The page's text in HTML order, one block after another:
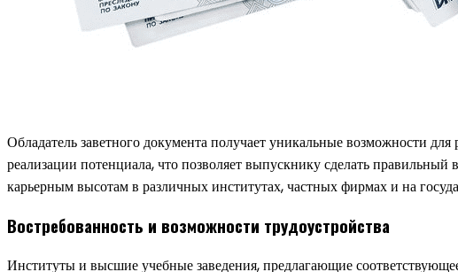
Обладатель заветного документа получает уникальные возможности
реализации потенциала, что позволяет выпускнику сделать
карьерным высотам в различных институтах, частных фирмах и на
Востребованность и возможности трудоустройства
Институты и высшие учебные заведения, предлагающие